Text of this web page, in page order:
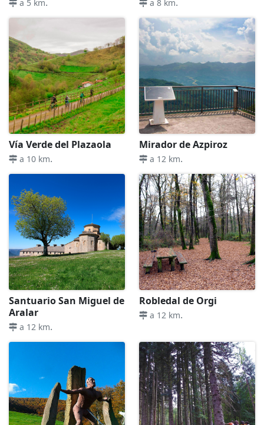
a 5 km a 8 km
Vía Verde del Plazaola
a 10 km.
Mirador de Azpiroz
a 12 km.
Santuario San Miguel de
Aralar
a 12 km.
Robledal de Orgi
a 12 km.